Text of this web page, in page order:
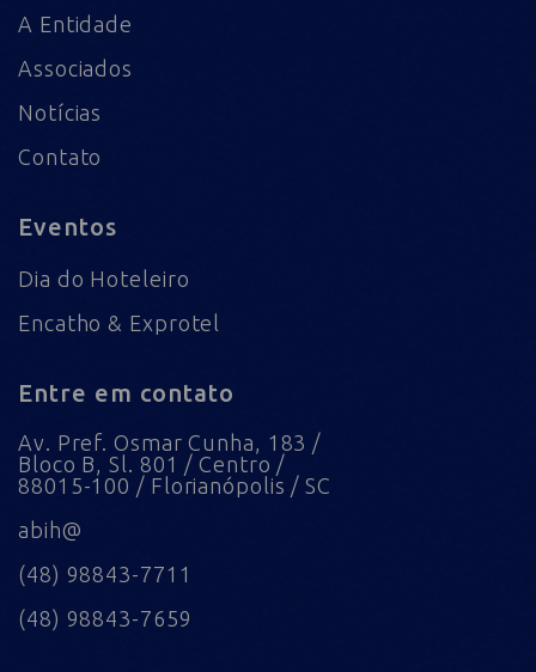
A Entidade
Associados
Notícias
Contato
Eventos
Dia do Hoteleiro
Encatho & Exprotel
Entre em contato
Av. Pref. Osmar Cunha, 183 /
Bloco B, Sl. 801 / Centro /
88015-100 / Florianópolis / SC
abih@
(48) 98843-7711
(48) 98843-7659